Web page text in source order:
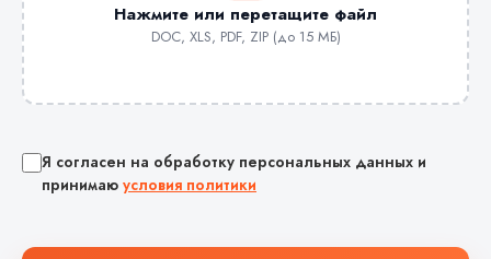
Нажмите или перетащите файл
DOC, XLS, PDF, ZIP (до 15 МБ)
Я согласен на обработку персональных данных и
принимаю условия политики